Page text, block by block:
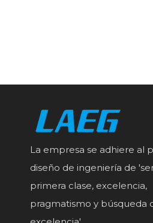
La empresa se adhiere al
diseño de ingeniería de
primera clase, excelencia,
pragmatismo y búsqueda